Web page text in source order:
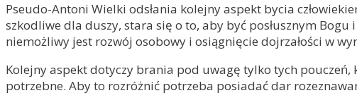
Pseudo-Antoni Wielki odsłania kolejny aspekt bycia
szkodliwe dla duszy, stara się o to, aby być posłusznym
niemożliwy jest rozwój osobowy i osiągnięcie dojrzałości w
Kolejny aspekt dotyczy brania pod uwagę tylko tych pouczeń,
potrzebne. Aby to rozróżnić potrzeba posiadać dar